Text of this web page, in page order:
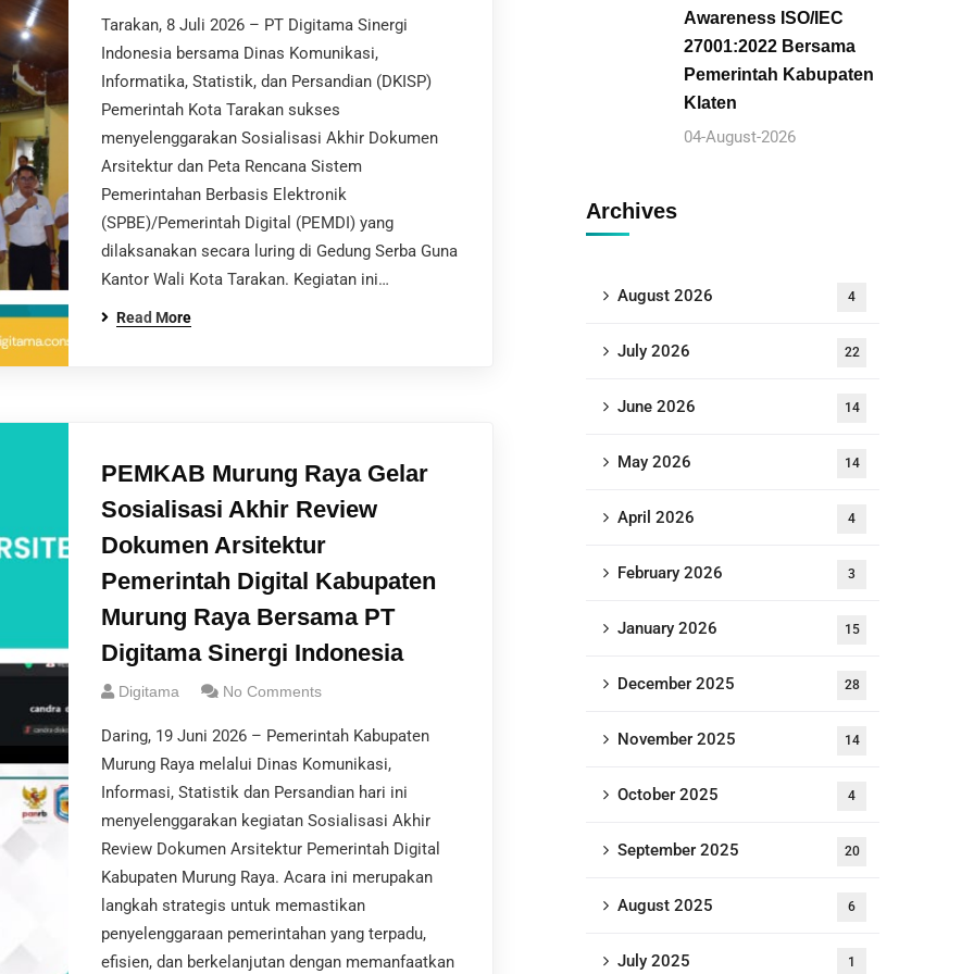
Tarakan, 8 Juli 2026 – PT Digitama Sinergi
Indonesia bersama Dinas Komunikasi,
Informatika, Statistik, dan Persandian (DKISP)
Pemerintah Kota Tarakan sukses
menyelenggarakan Sosialisasi Akhir Dokumen
Arsitektur dan Peta Rencana Sistem
Pemerintahan Berbasis Elektronik
(SPBE)/Pemerintah Digital (PEMDI) yang
dilaksanakan secara luring di Gedung Serba Guna
Kantor Wali Kota Tarakan. Kegiatan ini…
Read More
PEMKAB Murung Raya Gelar
Sosialisasi Akhir Review
Dokumen Arsitektur
Pemerintah Digital Kabupaten
Murung Raya Bersama PT
Digitama Sinergi Indonesia
Digitama No Comments
Daring, 19 Juni 2026 – Pemerintah Kabupaten
Murung Raya melalui Dinas Komunikasi,
Informasi, Statistik dan Persandian hari ini
menyelenggarakan kegiatan Sosialisasi Akhir
Review Dokumen Arsitektur Pemerintah Digital
Kabupaten Murung Raya. Acara ini merupakan
langkah strategis untuk memastikan
penyelenggaraan pemerintahan yang terpadu,
efisien, dan berkelanjutan dengan memanfaatkan
Awareness ISO/IEC
27001:2022 Bersama
Pemerintah Kabupaten
Klaten
04-August-2026
Archives
August 2026 4
July 2026 22
June 2026 14
May 2026 14
April 2026 4
February 2026 3
January 2026 15
December 2025 28
November 2025 14
October 2025 4
September 2025 20
August 2025 6
July 2025 1